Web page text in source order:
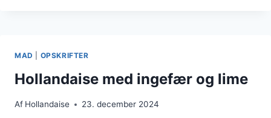
MAD OPSKRIFTER
Hollandaise med ingefær og lime
Af Hollandaise 23. december 2024